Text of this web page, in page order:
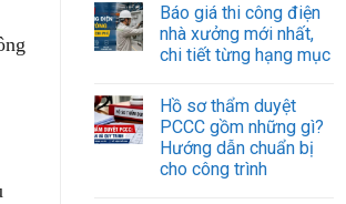
Báo giá thi công điện
nhà xưởng mới nhất,
chi tiết từng hạng mục
Hồ sơ thẩm duyệt
PCCC gồm những gì?
Hướng dẫn chuẩn bị
cho công trình